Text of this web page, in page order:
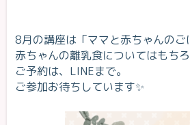
8月の講座は「ママと赤ちゃんのご
赤ちゃんの離乳食についてはもち
ご予約は、LINEまで。
ご参加お待ちしています✨️